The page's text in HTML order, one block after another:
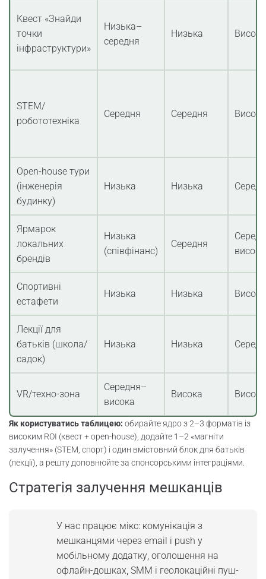
Квест «Знайди
точки
інфраструктури»
Низька–
середня
Низька Висока
STEM/
робототехніка
Середня Середня Висока
Open-house тури
(інженерія
будинку)
Низька Низька
Ярмарок
локальних
брендів
Низька
(співфінанс)
Середня
висока
Спортивні
естафети
Низька Низька Висока
Лекції для
батьків (школа/
садок)
Низька Низька
VR/техно-зона
Середня–
висока
Висока Висока
Як користуватись таблицею: обирайте ядро з 2–3 форматів із
високим ROI (квест + open-house), додайте 1–2 «магніти
залучення» (STEM, спорт) і один вмістовний блок для батьків
(лекції), а решту доповнюйте за спонсорськими інтеграціями.
Стратегія залучення мешканців
У нас працює мікс: комунікація з
мешканцями через email і push у
мобільному додатку, оголошення на
офлайн-дошках, SMM і геолокаційні пуш-